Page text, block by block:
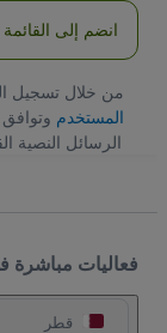
انضم إلى القائمة
من خلال تسجيل
المستخدم
الرسائل النصية
فعاليات مباشرة
قطر